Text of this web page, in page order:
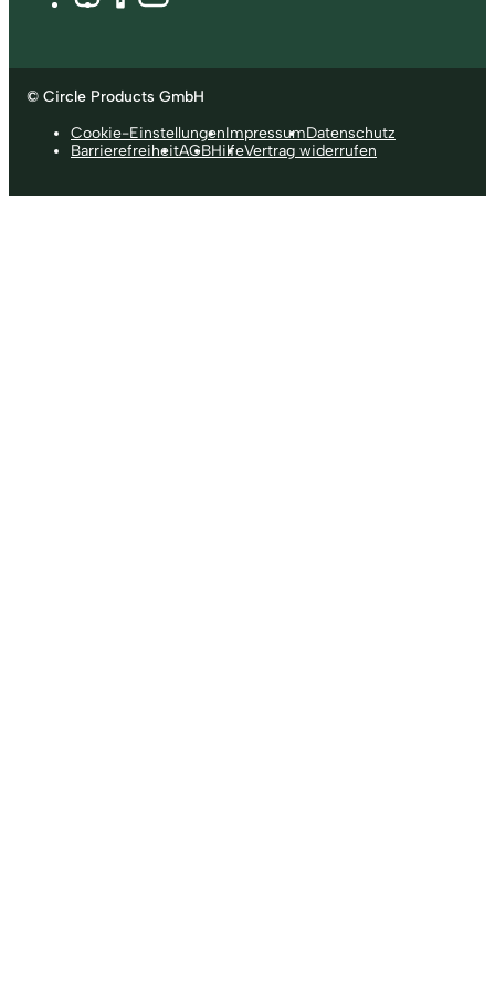
© Circle Products GmbH
Cookie-EinstellungenImpressumDatenschutz
BarrierefreiheitAGBHilfeVertrag widerrufen